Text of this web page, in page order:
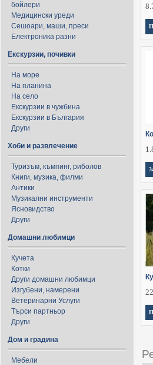
бойлери
Медицински уреди
Сешоари, маши, преси
Електроника разни
Екскурзии, почивки
На море
На планина
На село
Екскурзии в чужбина
Екскурзии в България
Други
Хоби и развлечение
Туризъм, къмпинг, риболов
Книги, музика, филми
Антики
Музикални инструменти
Ясновидство
Други
Домашни любимци
Кучета
Котки
Други домашни любимци
Изгубени, намерени
Ветеринарни Услуги
Търси партньор
Други
Дом и градина
Мебели